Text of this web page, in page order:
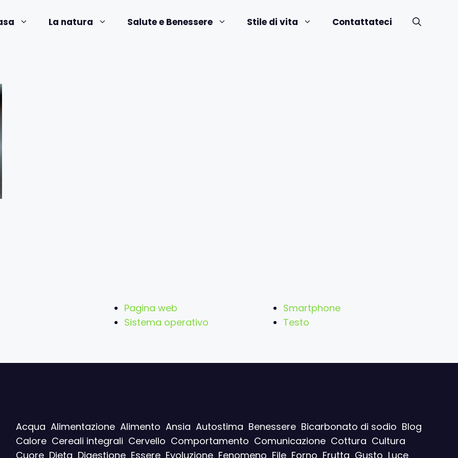
La natura Salute e Benessere Stile di vita Contattateci
Pagina web
Sistema operativo
Smartphone
Testo
Acqua Alimentazione Alimento Ansia Autostima Benessere Bicarbonato di sodio Blog
Calore Cereali integrali Cervello Comportamento Comunicazione Cottura Cultura
Cuore Dieta Digestione Essere Evoluzione Fenomeno File Forno Frutta Gusto Luce